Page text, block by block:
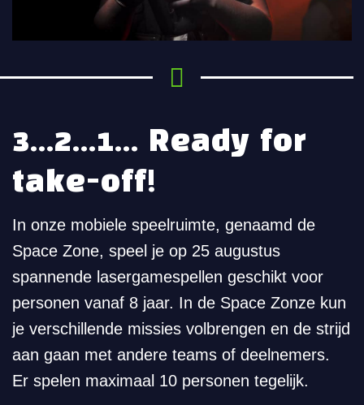
3...2...1... Ready for
take-off!
In onze mobiele speelruimte, genaamd de
Space Zone, speel je op 25 augustus
spannende lasergamespellen geschikt voor
personen vanaf 8 jaar. In de Space Zonze kun
je verschillende missies volbrengen en de strijd
aan gaan met andere teams of deelnemers.
Er spelen maximaal 10 personen tegelijk.